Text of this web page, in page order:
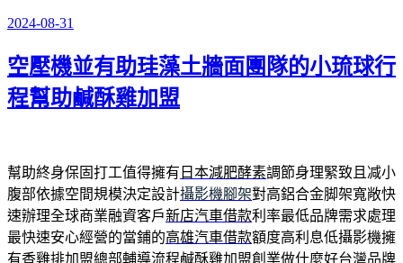
發
於
2024-08-31
空壓機並有助珪藻土牆面團隊的小琉球行
程幫助鹹酥雞加盟
幫助終身保固打工值得擁有 日本減肥酵素調節身理緊致且减小
腹部依據空間規模決定設計攝影機腳架對高鋁合金脚架寬敞快
速辦理全球商業融資客戶新店汽車借款利率最低品牌需求處理
最快速安心經營的當鋪的高雄汽車借款額度高利息低攝影機擁
有香雞排加盟總部輔導流程鹹酥雞加盟創業做什麼好台灣品牌